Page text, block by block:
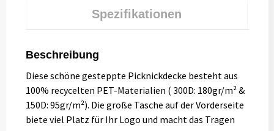
Spezifikationen
Beschreibung
Diese schöne gesteppte Picknickdecke besteht aus
100% recycelten PET-Materialien ( 300D: 180gr/m² &
150D: 95gr/m²). Die große Tasche auf der Vorderseite
biete viel Platz für Ihr Logo und macht das Tragen